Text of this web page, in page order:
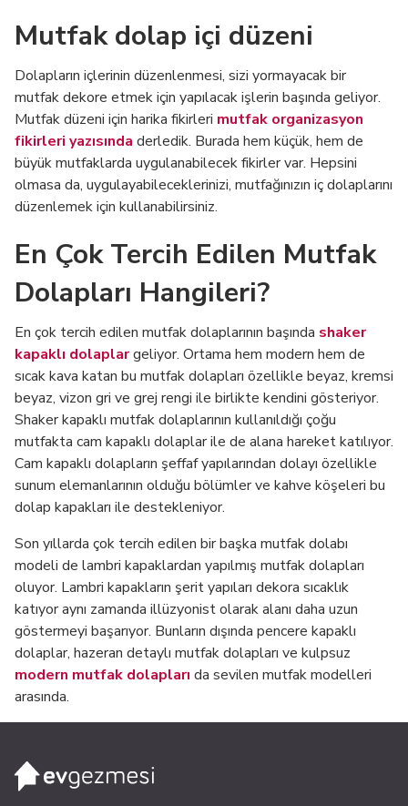
Mutfak dolap içi düzeni
Dolapların içlerinin düzenlenmesi, sizi yormayacak bir
mutfak dekore etmek için yapılacak işlerin başında geliyor.
Mutfak düzeni için harika fikirleri mutfak organizasyon
fikirleri yazısında derledik. Burada hem küçük, hem de
büyük mutfaklarda uygulanabilecek fikirler var. Hepsini
olmasa da, uygulayabileceklerinizi, mutfağınızın iç dolaplarını
düzenlemek için kullanabilirsiniz.
En Çok Tercih Edilen Mutfak
Dolapları Hangileri?
En çok tercih edilen mutfak dolaplarının başında shaker
kapaklı dolaplargeliyor. Ortama hem modern hem de
sıcak kava katan bu mutfak dolapları özellikle beyaz, kremsi
beyaz, vizon gri ve grej rengi ile birlikte kendini gösteriyor.
Shaker kapaklı mutfak dolaplarının kullanıldığı çoğu
mutfakta cam kapaklı dolaplar ile de alana hareket katılıyor.
Cam kapaklı dolapların şeffaf yapılarından dolayı özellikle
sunum elemanlarının olduğu bölümler ve kahve köşeleri bu
dolap kapakları ile destekleniyor.
Son yıllarda çok tercih edilen bir başka mutfak dolabı
modeli de lambri kapaklardan yapılmış mutfak dolapları
oluyor. Lambri kapakların şerit yapıları dekora sıcaklık
katıyor aynı zamanda illüzyonist olarak alanı daha uzun
göstermeyi başarıyor. Bunların dışında pencere kapaklı
dolaplar, hazeran detaylı mutfak dolapları ve kulpsuz
modern mutfak dolapları da sevilen mutfak modelleri
arasında.